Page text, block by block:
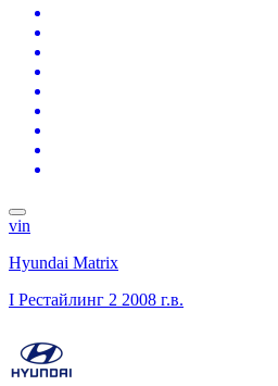
vin
Hyundai Matrix
I Рестайлинг 2 2008 г.в.